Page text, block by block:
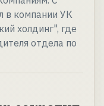
в компании УК
холдинг", где
отдела по